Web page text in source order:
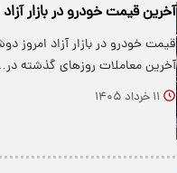
آخرین قیمت خودرو در بازار آزاد امروز
آخرین معاملات روز‌های گذشته
۱۱ خرداد ۱۴۰۵